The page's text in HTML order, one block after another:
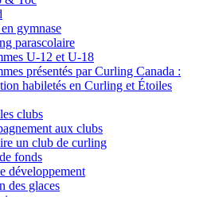
gymnase
parascolaire
U-12 et U-18
présentés par Curling Canada :
habiletés en Curling et Étoiles
clubs
aux clubs
un club de curling
fonds
développement
des glaces